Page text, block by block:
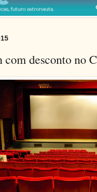
com desconto no